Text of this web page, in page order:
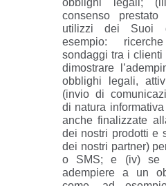
obblighi legali;
consenso prestato
utilizzi dei Suoi
esempio:
sondaggi tra i
dimostrare
obblighi legali,
(invio di
di natura
anche finalizzate
dei nostri prodotti e
dei nostri partner)
o SMS; e (iv) se
adempiere a un